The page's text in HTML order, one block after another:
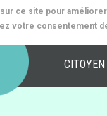
ce site pour
votre consentement
CITOYEN